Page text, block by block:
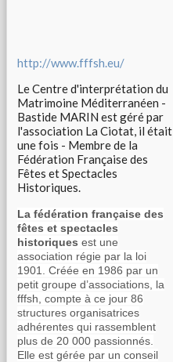
http://www.fffsh.eu/
Le Centre d'interprétation du
Matrimoine Méditerranéen -
Bastide MARIN est géré par
l'association La Ciotat, il était
une fois - Membre de la
Fédération Française des
Fêtes et Spectacles
Historiques.
La fédération française des
fêtes et spectacles
historiques est une
association régie par la loi
1901. Créée en 1986 par un
petit groupe d’associations, la
fffsh, compte à ce jour 86
structures organisatrices
adhérentes qui rassemblent
plus de 20 000 passionnés.
Elle est gérée par un conseil